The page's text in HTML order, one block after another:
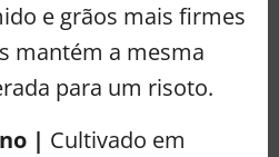
e grãos mais firmes
mantém a mesma
para um risoto.
| Cultivado em